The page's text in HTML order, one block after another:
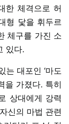
한 체격으로 허
형 닻을 휘두르
체구를 가진 소
있다.
는 대포인 ‘마도
을 가졌다. 특히
상대에게 강력
신의 마법 관련